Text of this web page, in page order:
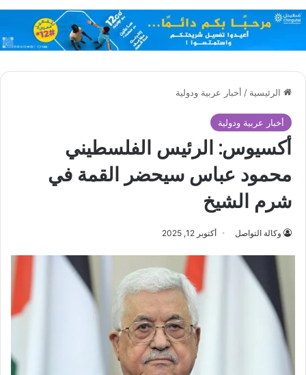
الرئيسية / أخبار عربية ودولية
أخبار عربية ودولية
أكسيوس: الرئيس الفلسطيني
محمود عباس سيحضر القمة في
شرم الشيخ
وكالة التواصل أكتوبر 12, 2025